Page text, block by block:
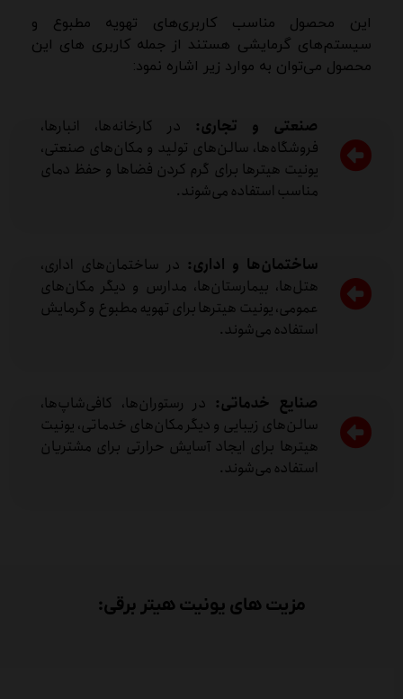
این محصول مناسب کاربری‌های تهویه مطبوع و
سیستم‌های گرمایشی هستند از جمله کاربری های این
محصول می‌توان به موارد زیر اشاره نمود:
صنعتی و تجاری: در کارخانه‌ها، انبارها،
فروشگاه‌ها، سالن‌های تولید و مکان‌های صنعتی،
یونیت هیترها برای گرم کردن فضاها و حفظ دمای
مناسب استفاده می‌شوند.
ساختمان‌ها و اداری: در ساختمان‌های اداری،
هتل‌ها، بیمارستان‌ها، مدارس و دیگر مکان‌های
عمومی، یونیت هیترها برای تهویه مطبوع و گرمایش
استفاده می‌شوند.
صنایع خدماتی: در رستوران‌ها، کافی‌شاپ‌ها،
سالن‌های زیبایی و دیگر مکان‌های خدماتی، یونیت
هیترها برای ایجاد آسایش حرارتی برای مشتریان
استفاده می‌شوند.
مزیت های یونیت هیتر برقی: